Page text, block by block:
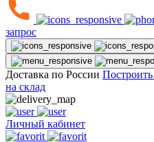
запрос
Доставка по России
на склад
Личный кабинет